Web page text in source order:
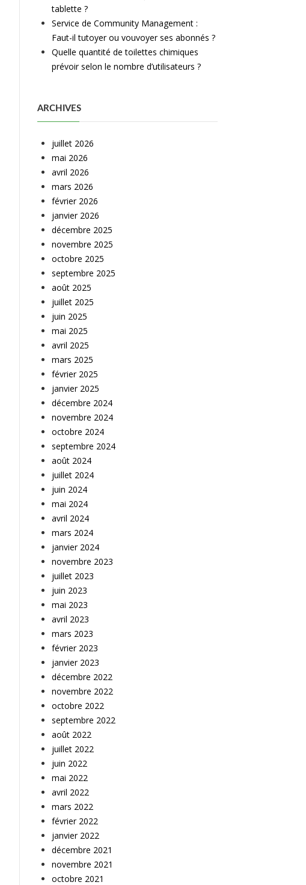
tablette ?
Service de Community Management :
Faut-il tutoyer ou vouvoyer ses abonnés ?
Quelle quantité de toilettes chimiques
prévoir selon le nombre d’utilisateurs ?
ARCHIVES
juillet 2026
mai 2026
avril 2026
mars 2026
février 2026
janvier 2026
décembre 2025
novembre 2025
octobre 2025
septembre 2025
août 2025
juillet 2025
juin 2025
mai 2025
avril 2025
mars 2025
février 2025
janvier 2025
décembre 2024
novembre 2024
octobre 2024
septembre 2024
août 2024
juillet 2024
juin 2024
mai 2024
avril 2024
mars 2024
janvier 2024
novembre 2023
juillet 2023
juin 2023
mai 2023
avril 2023
mars 2023
février 2023
janvier 2023
décembre 2022
novembre 2022
octobre 2022
septembre 2022
août 2022
juillet 2022
juin 2022
mai 2022
avril 2022
mars 2022
février 2022
janvier 2022
décembre 2021
novembre 2021
octobre 2021